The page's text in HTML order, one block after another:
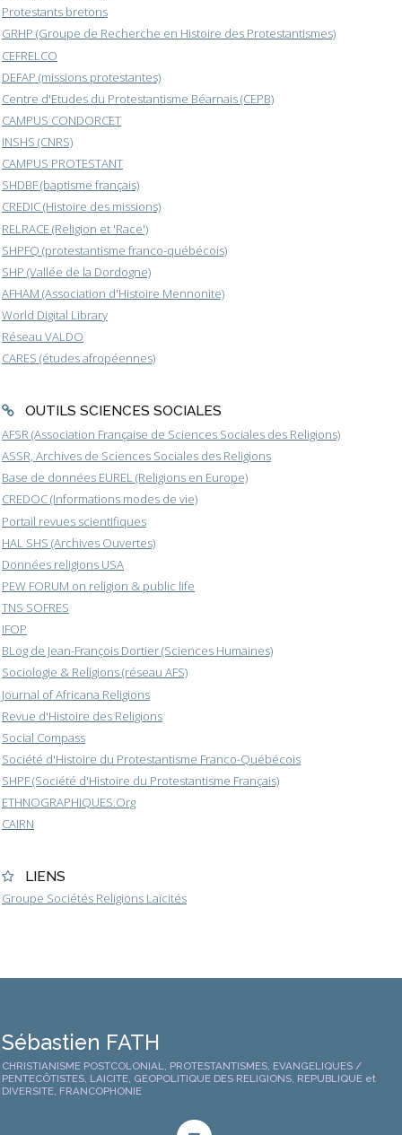
Protestants bretons
GRHP (Groupe de Recherche en Histoire des Protestantismes)
CEFRELCO
DEFAP (missions protestantes)
Centre d'Etudes du Protestantisme Béarnais (CEPB)
CAMPUS CONDORCET
INSHS (CNRS)
CAMPUS PROTESTANT
SHDBF (baptisme français)
CREDIC (Histoire des missions)
RELRACE (Religion et 'Race')
SHPFQ (protestantisme franco-québécois)
SHP (Vallée de la Dordogne)
AFHAM (Association d'Histoire Mennonite)
World Digital Library
Réseau VALDO
CARES (études afropéennes)
OUTILS SCIENCES SOCIALES
AFSR (Association Française de Sciences Sociales des Religions)
ASSR, Archives de Sciences Sociales des Religions
Base de données EUREL (Religions en Europe)
CREDOC (Informations modes de vie)
Portail revues scientifiques
HAL SHS (Archives Ouvertes)
Données religions USA
PEW FORUM on religion & public life
TNS SOFRES
IFOP
BLog de Jean-François Dortier (Sciences Humaines)
Sociologie & Religions (réseau AFS)
Journal of Africana Religions
Revue d'Histoire des Religions
Social Compass
Société d'Histoire du Protestantisme Franco-Québécois
SHPF (Société d'Histoire du Protestantisme Français)
ETHNOGRAPHIQUES.Org
CAIRN
LIENS
Groupe Sociétés Religions Laïcités
Sébastien FATH
CHRISTIANISME POSTCOLONIAL, PROTESTANTISMES, EVANGELIQUES /
PENTECÔTISTES, LAICITE, GEOPOLITIQUE DES RELIGIONS, REPUBLIQUE et
DIVERSITE, FRANCOPHONIE